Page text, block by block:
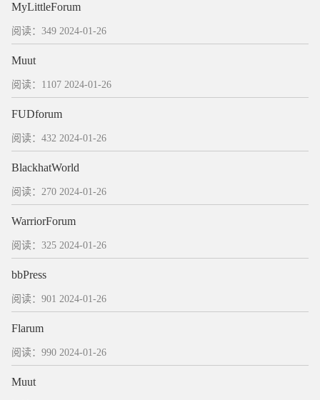
MyLittleForum
阅读：349 2024-01-26
Muut
阅读：1107 2024-01-26
FUDforum
阅读：432 2024-01-26
BlackhatWorld
阅读：270 2024-01-26
WarriorForum
阅读：325 2024-01-26
bbPress
阅读：901 2024-01-26
Flarum
阅读：990 2024-01-26
Muut